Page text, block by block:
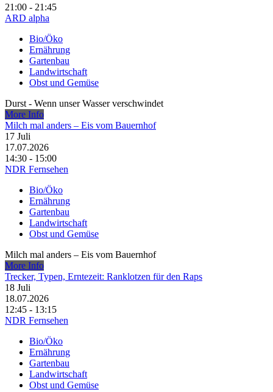
21:00 - 21:45
ARD alpha
Bio/Öko
Ernährung
Gartenbau
Landwirtschaft
Obst und Gemüse
Durst - Wenn unser Wasser verschwindet
More Info
Milch mal anders – Eis vom Bauernhof
17 Juli
17.07.2026
14:30 - 15:00
NDR Fernsehen
Bio/Öko
Ernährung
Gartenbau
Landwirtschaft
Obst und Gemüse
Milch mal anders – Eis vom Bauernhof
More Info
Trecker, Typen, Erntezeit: Ranklotzen für den Raps
18 Juli
18.07.2026
12:45 - 13:15
NDR Fernsehen
Bio/Öko
Ernährung
Gartenbau
Landwirtschaft
Obst und Gemüse